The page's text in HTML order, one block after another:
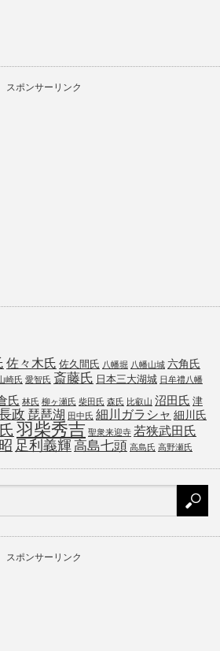
スポンサーリンク
佐々木氏 佐久間氏 八幡堀 八幡山城 六角氏
崎氏 愛智氏 斎藤氏 日本三大湖城 日牟禮八幡
氏 林氏 柳ヶ瀬氏 柴田氏 森氏 比叡山 沼田氏 津
政 琵琶湖 田中氏 細川ガラシャ 細川氏
羽柴秀吉 聖衆来迎寺 若狭武田氏
足利義輝高島七頭 高島氏 高野瀬氏
スポンサーリンク